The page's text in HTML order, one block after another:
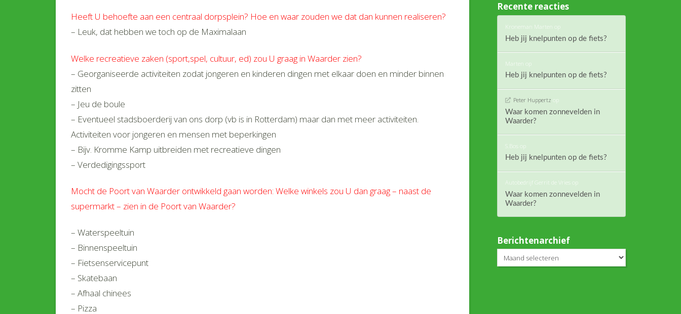
Heeft U behoefte aan een centraal dorpsplein? Hoe en waar zouden we dat dan kunnen realiseren?
– Leuk, dat hebben we toch op de Maximalaan
Welke recreatieve zaken (sport,spel, cultuur, ed) zou U graag in Waarder zien?
– Georganiseerde activiteiten zodat jongeren en kinderen dingen met elkaar doen en minder binnen
zitten
– Jeu de boule
– Eventueel stadsboerderij van ons dorp (vb is in Rotterdam) maar dan met meer activiteiten.
Activiteiten voor jongeren en mensen met beperkingen
– Bijv. Kromme Kamp uitbreiden met recreatieve dingen
– Verdedigingssport
Mocht de Poort van Waarder ontwikkeld gaan worden: Welke winkels zou U dan graag – naast de
supermarkt – zien in de Poort van Waarder?
– Waterspeeltuin
– Binnenspeeltuin
– Fietsenservicepunt
– Skatebaan
– Afhaal chinees
– Pizza
Recente reacties
Kroneman Marten op
Heb jij knelpunten op de fiets?
Marten op
Heb jij knelpunten op de fiets?
Peter Huppertz op
Waar komen zonnevelden in
Waarder?
S.Bos op
Heb jij knelpunten op de fiets?
Autobedrijf Gerrit de Vries op
Waar komen zonnevelden in
Waarder?
Berichtenarchief
Berichtenarchief